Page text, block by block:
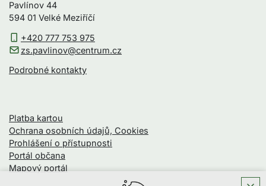
Pavlínov 44
594 01 Velké Meziříčí
+420 777 753 975
zs.pavlinov@centrum.cz
Podrobné kontakty
Platba kartou
Ochrana osobních údajů, Cookies
Prohlášení o přístupnosti
Portál občana
Mapový portál